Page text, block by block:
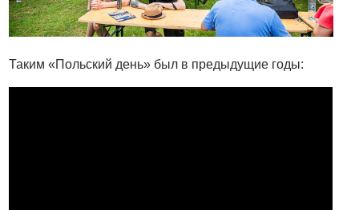
Таким «Польский день» был в предыдущие годы: